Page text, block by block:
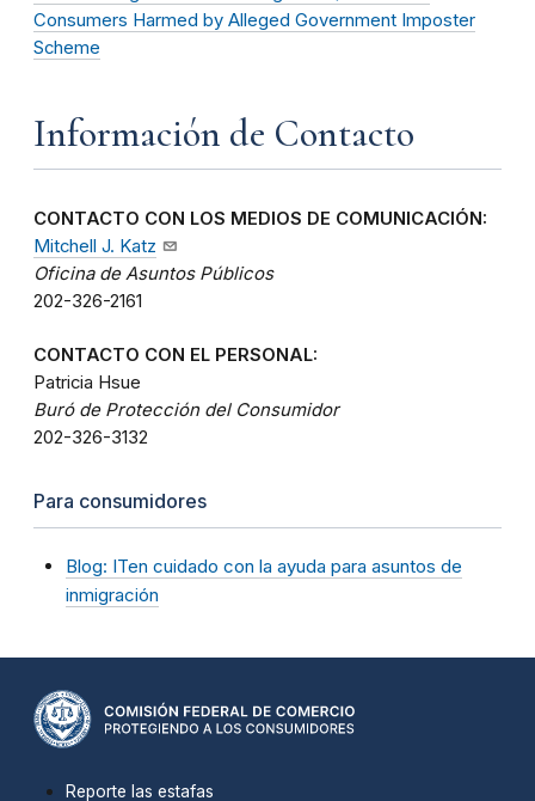
Consumers Harmed by Alleged Government Imposter
Scheme
Información de Contacto
CONTACTO CON LOS MEDIOS DE COMUNICACIÓN:
Mitchell J. Katz
Oficina de Asuntos Públicos
202-326-2161
CONTACTO CON EL PERSONAL:
Patricia Hsue
Buró de Protección del Consumidor
202-326-3132
Para consumidores
Blog: ITen cuidado con la ayuda para asuntos de
inmigración
Reporte las estafas